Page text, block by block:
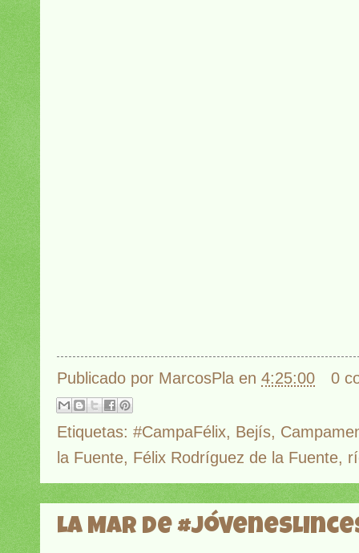
Publicado por MarcosPla en 4:25:00 0
Etiquetas: #CampaFélix, Bejís,
la Fuente, Félix Rodríguez de la Fuente,
La Mar de